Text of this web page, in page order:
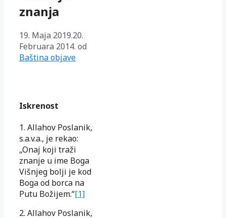
znanja
19. Maja 2019.20.
Februara 2014. od
Baština objave
Iskrenost
1. Allahov Poslanik,
s.a.v.a., je rekao:
„Onaj koji traži
znanje u ime Boga
Višnjeg bolji je kod
Boga od borca na
Putu Božijem.“[1]
2. Allahov Poslanik,